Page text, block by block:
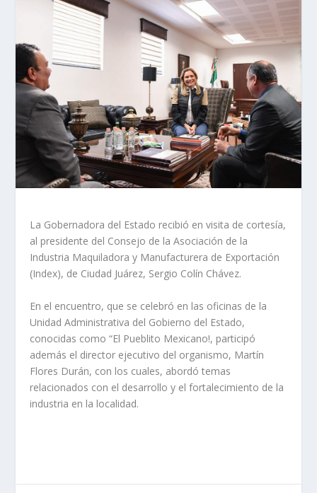
La Gobernadora del Estado recibió en visita de cortesía,
al presidente del Consejo de la Asociación de la
Industria Maquiladora y Manufacturera de Exportación
(Index), de Ciudad Juárez, Sergio Colín Chávez.
En el encuentro, que se celebró en las oficinas de la
Unidad Administrativa del Gobierno del Estado,
conocidas como “El Pueblito Mexicano!, participó
además el director ejecutivo del organismo, Martín
Flores Durán, con los cuales, abordó temas
relacionados con el desarrollo y el fortalecimiento de la
industria en la localidad.